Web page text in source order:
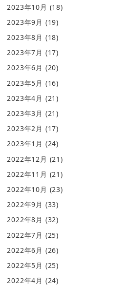
2023年10月 (18)
2023年9月 (19)
2023年8月 (18)
2023年7月 (17)
2023年6月 (20)
2023年5月 (16)
2023年4月 (21)
2023年3月 (21)
2023年2月 (17)
2023年1月 (24)
2022年12月 (21)
2022年11月 (21)
2022年10月 (23)
2022年9月 (33)
2022年8月 (32)
2022年7月 (25)
2022年6月 (26)
2022年5月 (25)
2022年4月 (24)